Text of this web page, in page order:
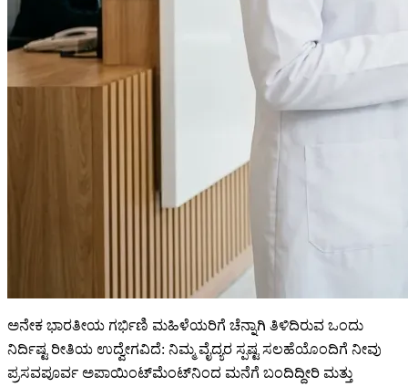
ಅನೇಕ ಭಾರತೀಯ ಗರ್ಭಿಣಿ ಮಹಿಳೆಯರಿಗೆ ಚೆನ್ನಾಗಿ ತಿಳಿದಿರುವ ಒಂದು
ನಿರ್ದಿಷ್ಟ ರೀತಿಯ ಉದ್ವೇಗವಿದೆ: ನಿಮ್ಮ ವೈದ್ಯರ ಸ್ಪಷ್ಟ ಸಲಹೆಯೊಂದಿಗೆ ನೀವು
ಪ್ರಸವಪೂರ್ವ ಅಪಾಯಿಂಟ್‌ಮೆಂಟ್‌ನಿಂದ ಮನೆಗೆ ಬಂದಿದ್ದೀರಿ ಮತ್ತು